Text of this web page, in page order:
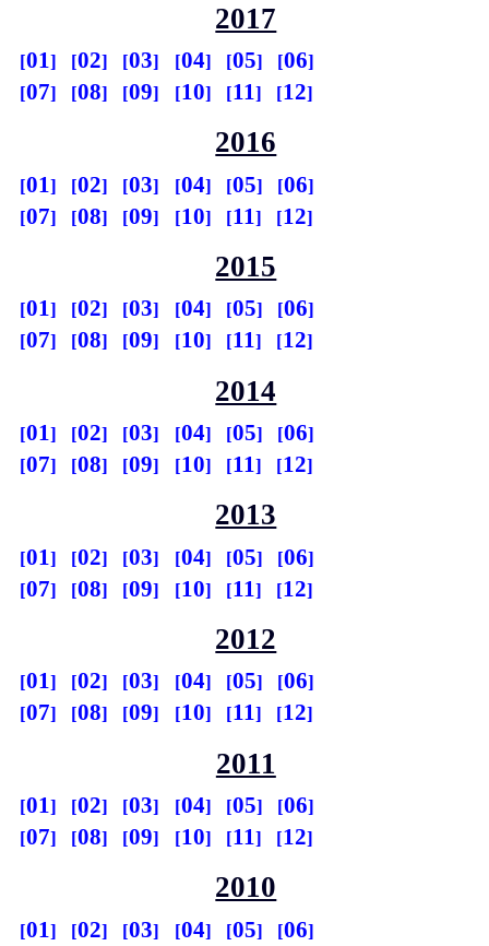
2017
01 02 03 04 05
06
07
08 09 10 11 12
2016
01 02 03 04 05
06
07
08 09 10 11 12
2015
01 02 03 04 05
06
07
08 09 10 11 12
2014
01 02 03 04 05
06
07
08 09 10 11 12
2013
01 02 03 04 05
06
07
08 09 10 11 12
2012
01 02 03 04 05
06
07
08 09 10 11 12
2011
01 02 03 04 05
06
07
08 09 10 11 12
2010
01 02 03 04 05
06